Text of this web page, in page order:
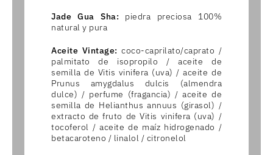
Jade Gua Sha: piedra preciosa 100%
natural y pura
Aceite Vintage: coco-caprilato/caprato /
palmitato de isopropilo / aceite de
semilla de Vitis vinifera (uva) / aceite de
Prunus amygdalus dulcis (almendra
dulce) / perfume (fragancia) / aceite de
semilla de Helianthus annuus (girasol) /
extracto de fruto de Vitis vinifera (uva) /
tocoferol / aceite de maíz hidrogenado /
betacaroteno / linalol / citronelol